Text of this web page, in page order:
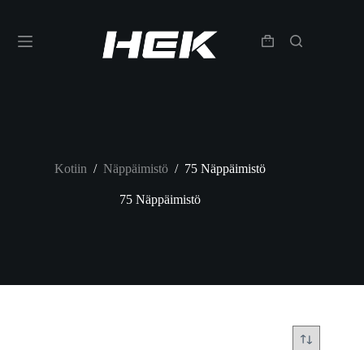
Kotiin / Näppäimistö / 75 Näppäimistö
75 Näppäimistö